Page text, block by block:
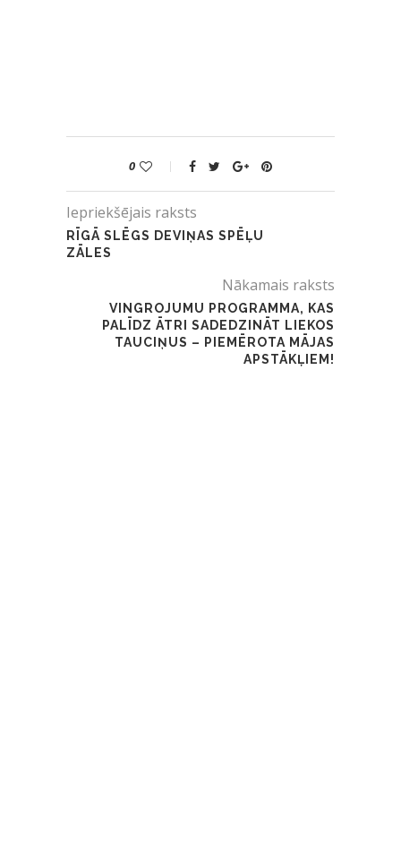
0
Iepriekšējais raksts
RĪGĀ SLĒGS DEVIŅAS SPĒĻU
ZĀLES
Nākamais raksts
VINGROJUMU PROGRAMMA, KAS
PALĪDZ ĀTRI SADEDZINĀT LIEKOS
TAUCIŅUS – PIEMĒROTA MĀJAS
APSTĀKĻIEM!